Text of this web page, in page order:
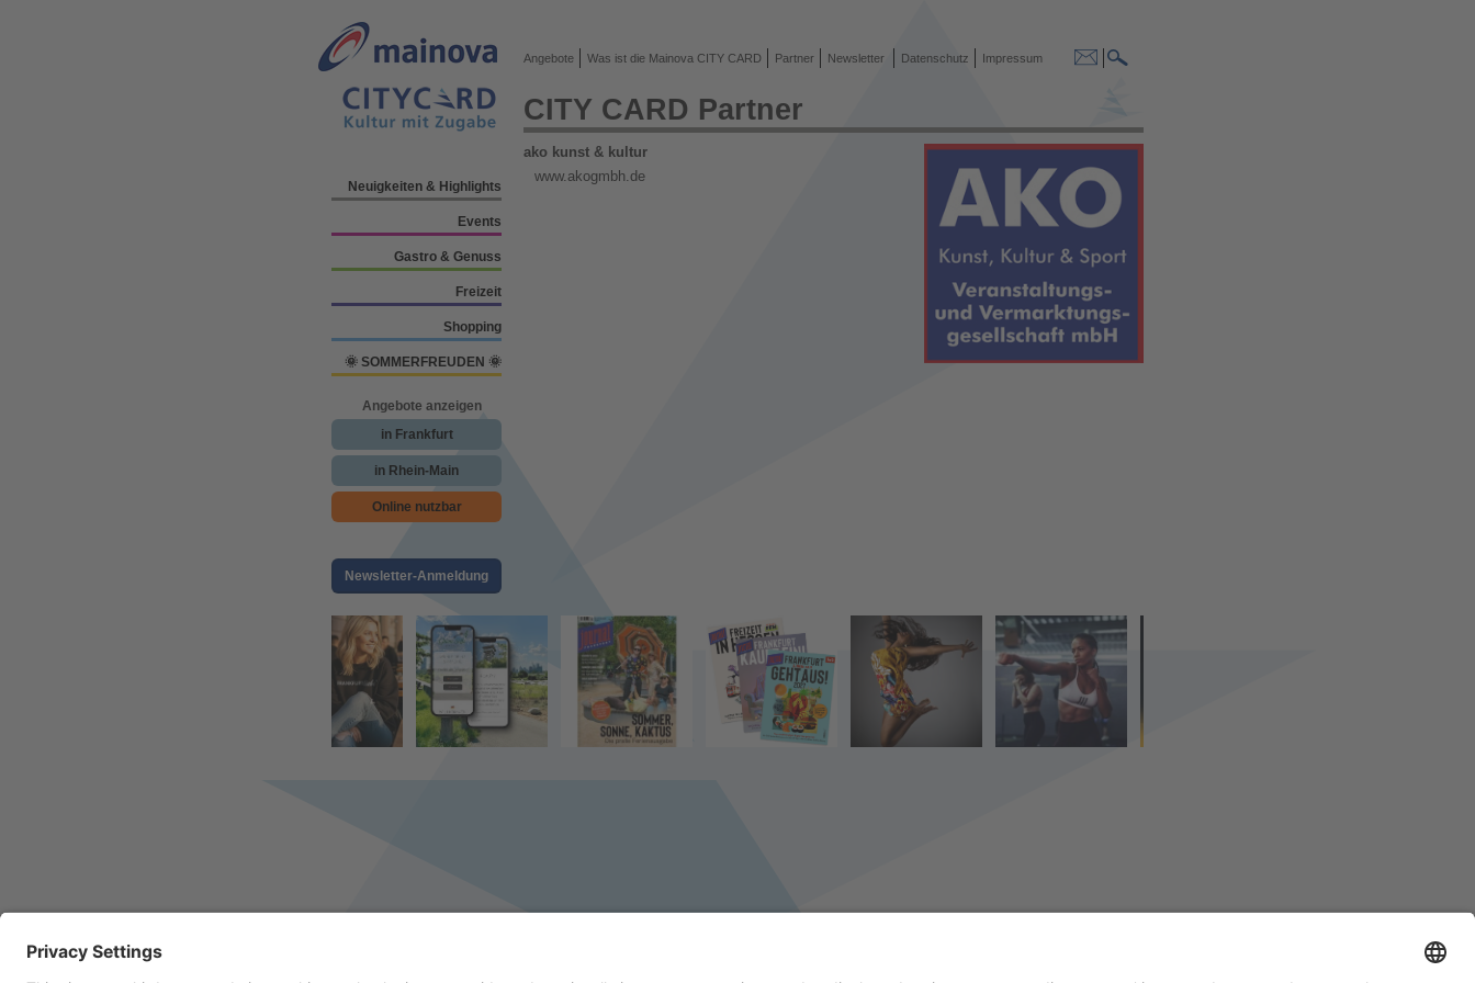
Neuigkeiten & Highlights
Events
Gastro & Genuss
Freizeit
Shopping
🌞 SOMMERFREUDEN 🌞
Angebote anzeigen
in Frankfurt
in Rhein-Main
Online nutzbar
Angebote Was ist die Mainova CITY CARD Partner Newsletter Datenschutz Impressum
CITY CARD Partner
ako kunst & kultur
www.akogmbh.de